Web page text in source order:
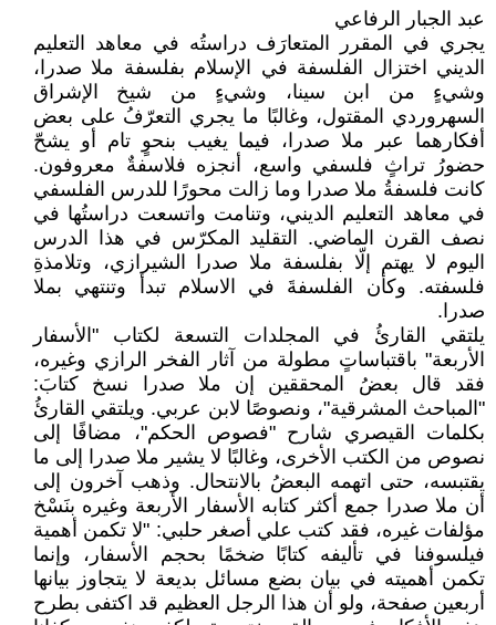
عبد الجبار الرفاعي
يجري في المقرر المتعارَف دراستُه في معاهد التعليم
الديني اختزال الفلسفة في الإسلام بفلسفة ملا صدرا،
وشيءٍ من ابن سينا، وشيءٍ من شيخ الإشراق
السهروردي المقتول، وغالبًا ما يجري التعرّفُ على بعض
أفكارهما عبر ملا صدرا، فيما يغيب بنحوٍ تام أو يشحّ
حضورُ تراثٍ فلسفي واسع، أنجزه فلاسفةٌ معروفون.
كانت فلسفةُ ملا صدرا وما زالت محورًا للدرس الفلسفي
في معاهد التعليم الديني، وتنامت واتسعت دراستُها في
نصف القرن الماضي. التقليد المكرّس في هذا الدرس
اليوم لا يهتم إلّا بفلسفة ملا صدرا الشيرازي، وتلامذةِ
فلسفته. وكأن الفلسفةَ في الاسلام تبدأ وتنتهي بملا
صدرا.
يلتقي القارئُ في المجلدات التسعة لكتاب "الأسفار
الأربعة" باقتباساتٍ مطولة من آثار الفخر الرازي وغيره،
فقد قال بعضُ المحققين إن ملا صدرا نسخ كتابَ:
"المباحث المشرقية"، ونصوصًا لابن عربي. ويلتقي القارئُ
بكلمات القيصري شارح "فصوص الحكم"، مضافًا إلى
نصوص من الكتب الأخرى، وغالبًا لا يشير ملا صدرا إلى ما
يقتبسه، حتى اتهمه البعضُ بالانتحال. وذهب آخرون إلى
أن ملا صدرا جمع أكثر كتابه الأسفار الأربعة وغيره بنَسْخ
مؤلفات غيره، فقد كتب علي أصغر حلبي: "لا تكمن أهمية
فيلسوفنا في تأليفه كتابًا ضخمًا بحجم الأسفار، وإنما
تكمن أهميته في بيان بضع مسائل بديعة لا يتجاوز بيانها
أربعين صفحة، ولو أن هذا الرجل العظيم قد اكتفى بطرح